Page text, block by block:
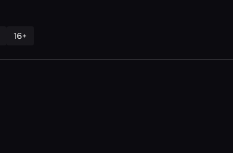
16+